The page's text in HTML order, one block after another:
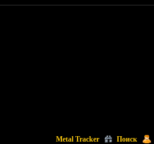
Metal Tracker Поиск